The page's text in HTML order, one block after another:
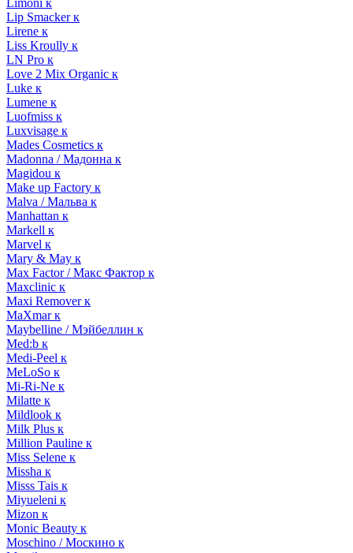
Limoni к
Lip Smacker к
Lirene к
Liss Kroully к
LN Pro к
Love 2 Mix Organic к
Luke к
Lumene к
Luofmiss к
Luxvisage к
Mades Cosmetics к
Madonna / Мадонна к
Magidou к
Make up Factory к
Malva / Мальва к
Manhattan к
Markell к
Marvel к
Mary & May к
Max Factor / Макс Фактор к
Maxclinic к
Maxi Remover к
MaXmar к
Maybelline / Мэйбеллин к
Med:b к
Medi-Peel к
MeLoSo к
Mi-Ri-Ne к
Milatte к
Mildlook к
Milk Plus к
Million Pauline к
Miss Selene к
Missha к
Misss Tais к
Miyueleni к
Mizon к
Monic Beauty к
Moschino / Москино к